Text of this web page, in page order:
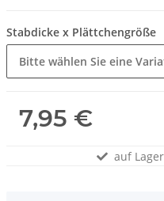
Stabdicke x Plättchengröße
Bitte wählen Sie eine
7,95 €
auf